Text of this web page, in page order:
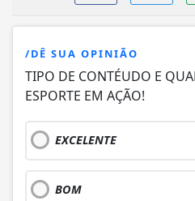
/DÊ SUA OPINIÃO
TIPO DE CONTÉUDO E
ESPORTE EM AÇÃO!
EXCELENTE
BOM